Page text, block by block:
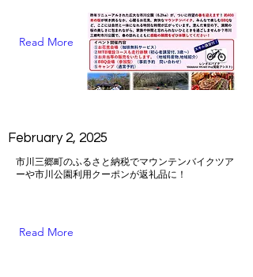
Read More
February 2, 2025
市川三郷町のふるさと納税でマウンテンバイクツア
ーや市川公園利用クーポンが返礼品に！
Read More